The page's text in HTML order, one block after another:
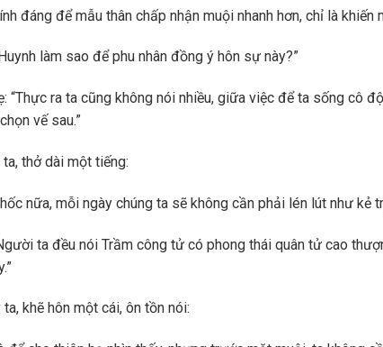
đáng để mẫu thân chấp nhận muội nhanh hơn, chỉ là khiến
làm sao để phu nhân đồng ý hôn sự này?”
“Thực ra ta cũng không nói nhiều, giữa việc để ta sống cô
vế sau.”
thở dài một tiếng:
nữa, mỗi ngày chúng ta sẽ không cần phải lén lút như kẻ
ta đều nói Trầm công tử có phong thái quân tử cao
khẽ hôn một cái, ôn tồn nói: